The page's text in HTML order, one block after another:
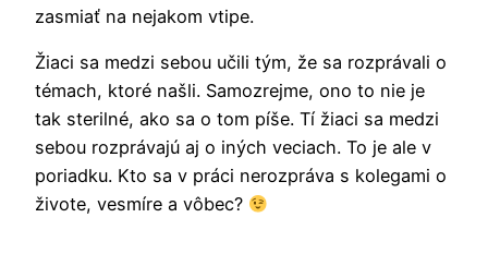
zasmiať na nejakom vtipe.
Žiaci sa medzi sebou učili tým, že sa rozprávali o
témach, ktoré našli. Samozrejme, ono to nie je
tak sterilné, ako sa o tom píše. Tí žiaci sa medzi
sebou rozprávajú aj o iných veciach. To je ale v
poriadku. Kto sa v práci nerozpráva s kolegami o
živote, vesmíre a vôbec?